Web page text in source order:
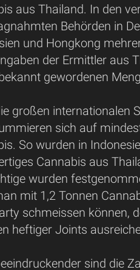
aus Thailand. In den
Behörden in
und Hongkong
der Ermittler aus
gewordenen
großen internationalen
sich auf
So wurden in
Cannabis aus
wurden
mit 1,2 Tonnen
schmeissen können,
heftiger Joints
sind die